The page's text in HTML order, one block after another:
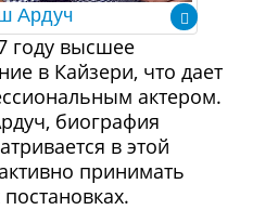
Ардуч
году высшее
в Кайзери, что дает
актером.
биография
в этой
принимать